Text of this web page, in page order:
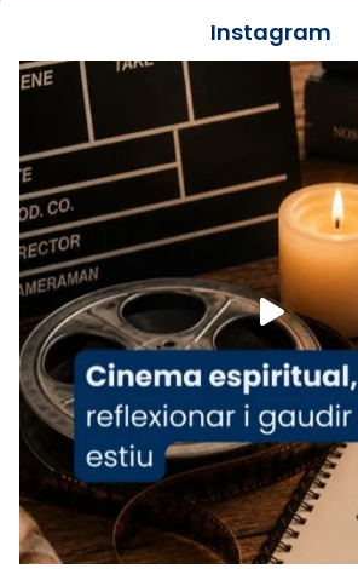
Recupera l'entrevista comp
tican News 👇
www.vaticannews.va/es/
07/carmina-historia-
espana-testimoni...
Foto
View on Facebook · Share
Arquebisbat de Barcelona
2 weeks ago
«Avui les santes Juliana i
ajuden a alçar la mirada»
Mons. Sergi Gordo, bisbe de
presidit aquest 27 de juliol la
Instagram